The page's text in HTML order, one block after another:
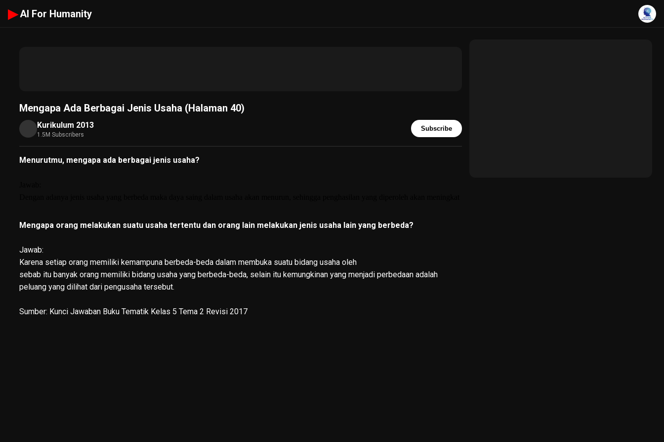
▶ AI For Humanity
Mengapa Ada Berbagai Jenis Usaha (Halaman 40)
Kurikulum 2013
1.5M Subscribers
Subscribe
Menurutmu, mengapa ada berbagai jenis usaha?
Mengapa orang melakukan suatu usaha tertentu dan orang lain melakukan jenis usaha lain yang berbeda?
Jawab:
Karena setiap orang memiliki kemampuna berbeda-beda dalam membuka suatu bidang usaha oleh
sebab itu banyak orang memiliki bidang usaha yang berbeda-beda, selain itu kemungkinan yang menjadi perbedaan adalah
peluang yang dilihat dari pengusaha tersebut.
Sumber: Kunci Jawaban Buku Tematik Kelas 5 Tema 2 Revisi 2017